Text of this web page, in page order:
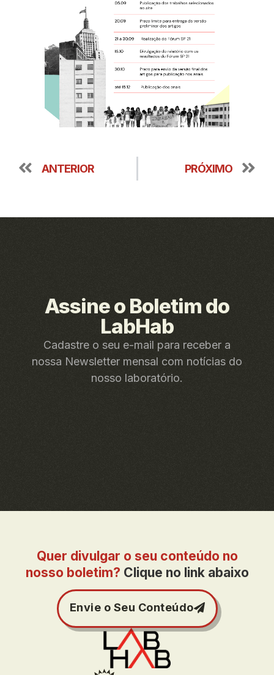
ANTERIOR PRÓXIMO
Assine o Boletim do
LabHab
Cadastre o seu e-mail para receber a
nossa Newsletter mensal com notícias do
nosso laboratório.
Quer divulgar o seu conteúdo no
nosso boletim? Clique no link abaixo
Envie o Seu Conteúdo